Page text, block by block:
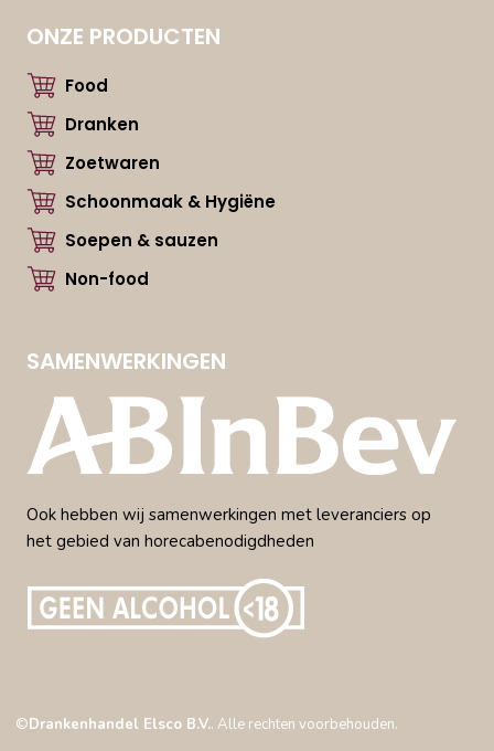
ONZE PRODUCTEN
Food
Dranken
Zoetwaren
Schoonmaak & Hygiëne
Soepen & sauzen
Non-food
SAMENWERKINGEN
Ook hebben wij samenwerkingen met leveranciers op
het gebied van horecabenodigdheden
©Drankenhandel Elsco B.V.. Alle rechten voorbehouden.